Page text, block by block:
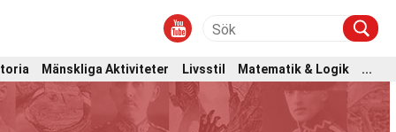
Mänskliga Aktiviteter Livsstil Matematik & Logik ...